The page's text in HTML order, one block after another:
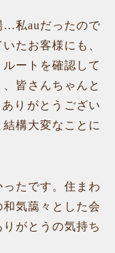
…私auだったので
たお客様にも、
ートを確認して
皆さんちゃんと
りがとうござい
構大変なことに
たです。住まわ
気藹々とした会
がとうの気持ち